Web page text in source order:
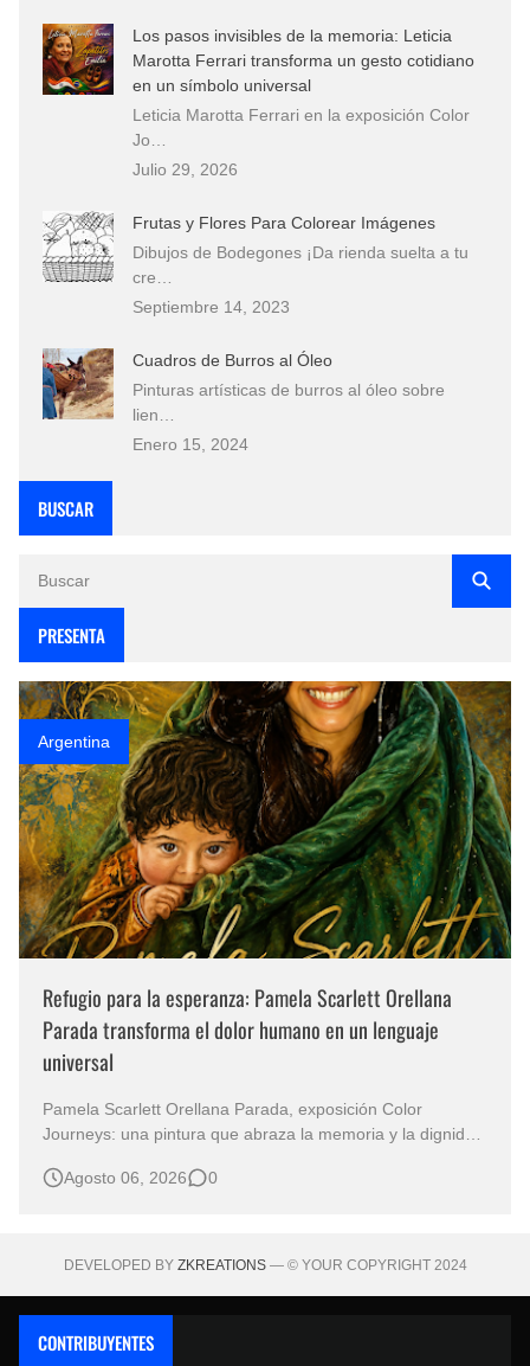
Los pasos invisibles de la memoria: Leticia
Marotta Ferrari transforma un gesto cotidiano
en un símbolo universal
Leticia Marotta Ferrari en la exposición Color
Jo…
Julio 29, 2026
Frutas y Flores Para Colorear Imágenes
Dibujos de Bodegones ¡Da rienda suelta a tu
cre…
Septiembre 14, 2023
Cuadros de Burros al Óleo
Pinturas artísticas de burros al óleo sobre
lien…
Enero 15, 2024
BUSCAR
PRESENTA
Argentina
Refugio para la esperanza: Pamela Scarlett Orellana
Parada transforma el dolor humano en un lenguaje
universal
Pamela Scarlett Orellana Parada, exposición Color
Journeys: una pintura que abraza la memoria y la dignidad
obras no necesitan levantar la voz para permanecer en la
Agosto 06, 2026 0
DEVELOPED BY ZKREATIONS— © YOUR COPYRIGHT 2024
CONTRIBUYENTES